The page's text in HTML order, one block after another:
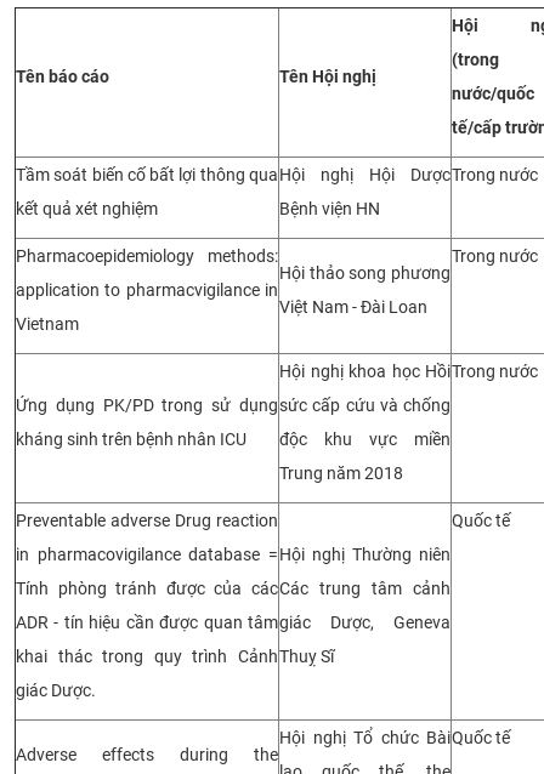
Tên báo cáo Tên Hội nghị
Hội
(trong
nước/quốc
tế/cấp
Tầm soát biến cố bất lợi thông qua
kết quả xét nghiệm
Hội nghị Hội Dược
Bệnh viện HN
Trong nước
Pharmacoepidemiology methods:
application to pharmacvigilance in
Vietnam
Hội thảo song phương
Việt Nam - Đài Loan
Trong nước
Ứng dụng PK/PD trong sử dụng
kháng sinh trên bệnh nhân ICU
Hội nghị khoa học Hồi
sức cấp cứu và chống
độc khu vực miền
Trung năm 2018
Trong nước
Preventable adverse Drug reaction
in pharmacovigilance database =
Tính phòng tránh được của các
ADR - tín hiệu cần được quan tâm
khai thác trong quy trình Cảnh
giác Dược.
Hội nghị Thường niên
Các trung tâm cảnh
giác Dược, Geneva
Thuỵ Sĩ
Quốc tế
Adverse effects during the
Hội nghị Tổ chức BàiQuốc tế